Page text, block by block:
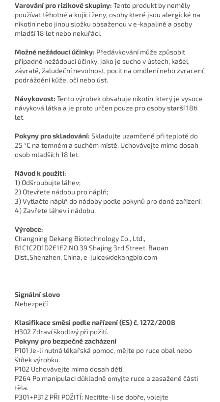
Varování pro rizikové skupiny: Tento produkt by neměly
používat těhotné a kojící ženy, osoby které jsou alergické na
nikotin nebo jinou složku obsaženou v e-kapalině a osoby
mladší 18 let nebo nekuřáci.
Možné nežádoucí účinky: Předávkování může způsobit
případné nežádoucí účinky, jako je sucho v ústech, kašel,
závratě, žaludeční nevolnost, pocit na omdlení nebo zvracení,
podráždění kůže, očí nebo úst.
Návykovost: Tento výrobek obsahuje nikotin, který je vysoce
návyková látka a je proto určen pouze pro osoby starší 18ti
let.
Pokyny pro skladování: Skladujte uzamčené při teplotě do
25 °C na temném a suchém místě. Uchovávejte mimo dosah
osob mladších 18 let.
Návod k použití:
1) Odšroubujte láhev;
2) Otevřete nádobu pro náplň;
3) Vytlačte náplň do nádoby podle pokynů pro dané zařízení;
4) Zavřete láhev i nádobu.
Výrobce:
Changning Dekang Biotechnology Co., Ltd.,
B1C1C2D1D2E1E2,NO.39 Shajing 3rd Street. Baoan
Dist.,Shenzhen, China, e-juice@dekangbio.com
Signální slovo
Nebezpečí
Klasifikace směsi podle nařízení (ES) č. 1272/2008
H302 Zdraví škodlivý při požití.
Pokyny pro bezpečné zacházení
P101 Je-li nutná lékařská pomoc, mějte po ruce obal nebo
štítek výrobku.
P102 Uchovávejte mimo dosah dětí.
P264 Po manipulaci důkladně omyjte ruce a zasažené části
těla.
P301+P312 PŘI POŽITÍ: Necítíte-li se dobře, volejte